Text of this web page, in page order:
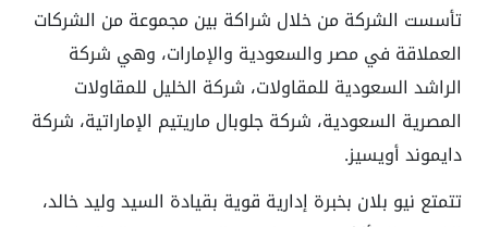
تأسست الشركة من خلال شراكة بين مجموعة من الشركات
العملاقة في مصر والسعودية والإمارات، وهي شركة
الراشد السعودية للمقاولات، شركة الخليل للمقاولات
المصرية السعودية، شركة جلوبال ماريتيم الإماراتية، شركة
دايموند أويسيز.
تتمتع نيو بلان بخبرة إدارية قوية بقيادة السيد وليد خالد،